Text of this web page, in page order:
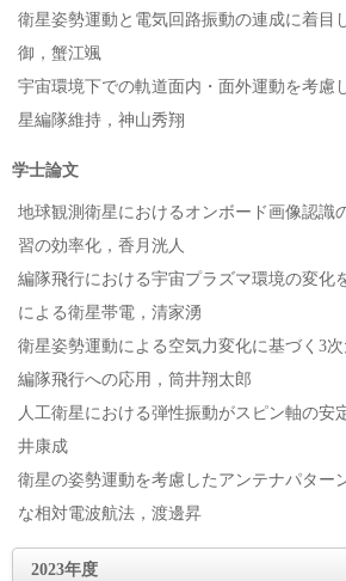
衛星姿勢運動と電気回路振動の連成に着目
御，蟹江颯
宇宙環境下での軌道面内・面外運動を考慮
星編隊維持，神山秀翔
学士論文
地球観測衛星におけるオンボード画像認識
習の効率化，香月洸人
編隊飛行における宇宙プラズマ環境の変化
による衛星帯電，清家湧
衛星姿勢運動による空気力変化に基づく3
編隊飛行への応用，筒井翔太郎
人工衛星における弾性振動がスピン軸の安
井康成
衛星の姿勢運動を考慮したアンテナパター
な相対電波航法，渡邊昇
2023年度